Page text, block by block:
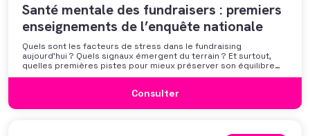
Santé mentale des fundraisers : premiers
enseignements de l’enquête nationale
Quels sont les facteurs de stress dans le fundraising
aujourd’hui ? Quels signaux émergent du terrain ? Et surtout,
quelles premières pistes pour mieux préserver son équilibre
professionnel ? L’AFF vous propose un webinaire pour découvrir
discussion autour des mécanismes
Consulter